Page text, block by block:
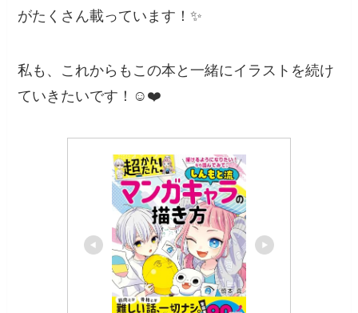
がたくさん載っています！✨
私も、これからもこの本と一緒にイラストを続け
ていきたいです！☺️❤️